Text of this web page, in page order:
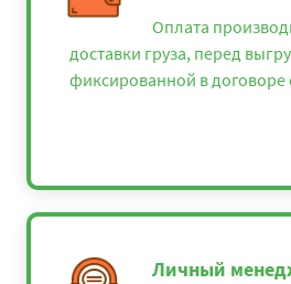
Оплата
доставки груза, перед
фиксированной в договоре
Личный